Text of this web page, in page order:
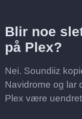
Blir noe
på Plex?
Nei. Soundiiz
Navidrome og lar
Plex være